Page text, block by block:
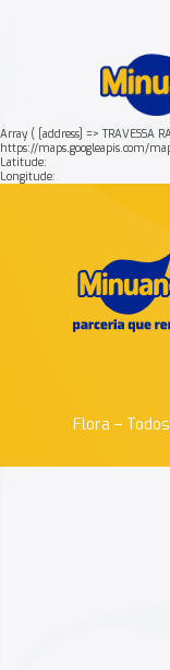
Array ( [address] => TRAVESSA
https://maps.googleapis.com/
Latitude:
Longitude:
Flora –